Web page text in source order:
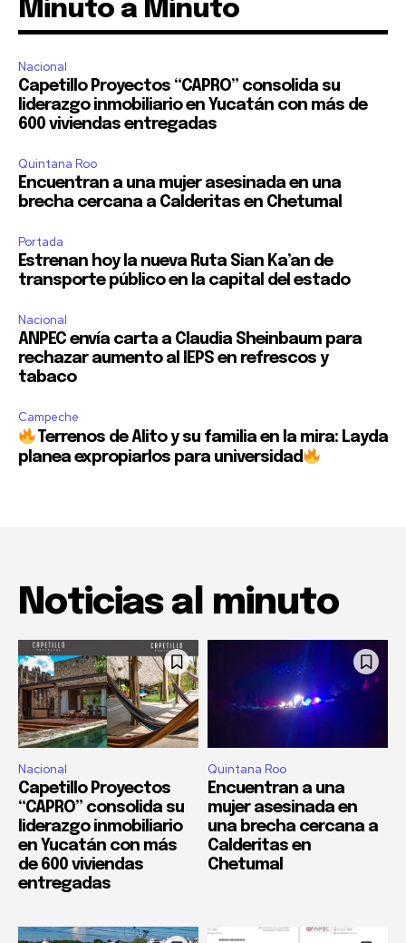
Minuto a Minuto
Nacional
Capetillo Proyectos “CAPRO” consolida su
liderazgo inmobiliario en Yucatán con más de
600 viviendas entregadas
Quintana Roo
Encuentran a una mujer asesinada en una
brecha cercana a Calderitas en Chetumal
Portada
Estrenan hoy la nueva Ruta Sian Ka’an de
transporte público en la capital del estado
Nacional
ANPEC envía carta a Claudia Sheinbaum para
rechazar aumento al IEPS en refrescos y
tabaco
Campeche
Terrenos de Alito y su familia en la mira: Layda
planea expropiarlos para universidad
Noticias al minuto
Nacional
Capetillo Proyectos
“CAPRO” consolida su
liderazgo inmobiliario
en Yucatán con más
de 600 viviendas
entregadas
Quintana Roo
Encuentran a una
mujer asesinada en
una brecha cercana a
Calderitas en
Chetumal